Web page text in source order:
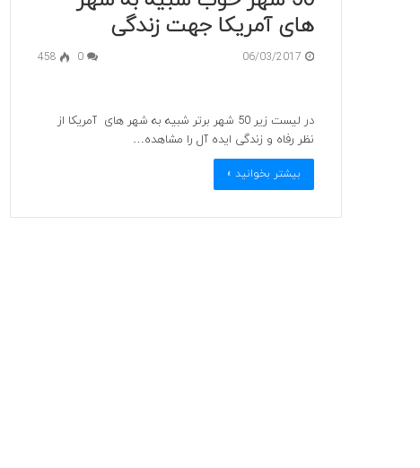
های آمریکا جهت زندگی
06/03/2017
0
458
در لیست زیر 50 شهر برتر شبیه به شهر های آمریکا از
نظر رفاه و زندگی ایده آل را مشاهده…
بیشتر بخوانید »